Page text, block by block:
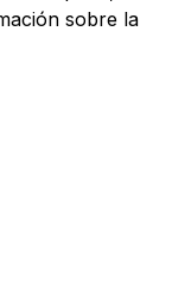
sobre la